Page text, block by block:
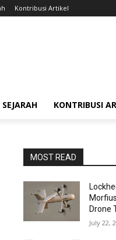
Kontribusi Artikel
SEJARAH KONTRIBUSI
MOST READ
Drone
July 22,